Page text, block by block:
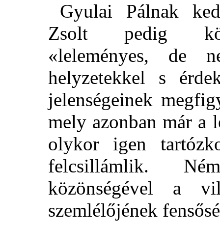
Gyulai Pálnak
Zsolt pedig
«leleményes, de
helyzetekkel s
jelenségeinek
mely azonban már a
olykor igen
felcsillámlik.
közönségével a
szemlélőjének